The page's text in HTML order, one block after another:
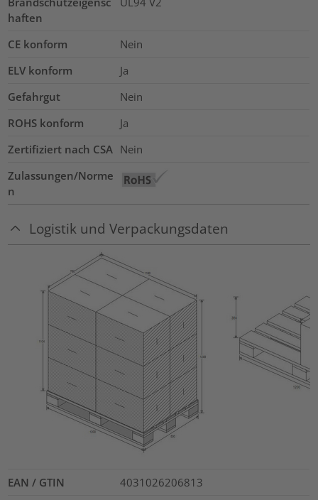
haften
CE konform
Nein
ELV konform
Ja
Gefahrgut
Nein
ROHS konform
Ja
Zertifiziert nach CSA Nein
Zulassungen/Norme
n
Logistik und Verpackungsdaten
EAN / GTIN
4031026206813